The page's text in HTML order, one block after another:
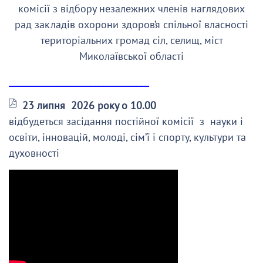
комісії з відбору незалежних членів наглядових
рад закладів охорони здоров’я спільної власності
територіальних громад сіл, селищ, міст
Миколаївської області
23 липня 2026 року о 10.00
відбудеться засідання постійної комісії з науки і
освіти, інновацій, молоді, сім’ї і спорту, культури та
духовності